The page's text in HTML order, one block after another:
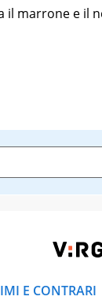
il marrone e il
E CONTRARI